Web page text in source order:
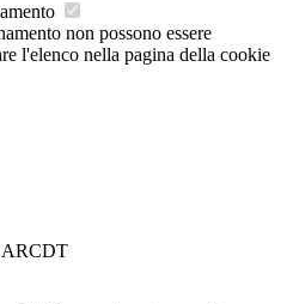
non possono essere
l'elenco nella pagina della cookie